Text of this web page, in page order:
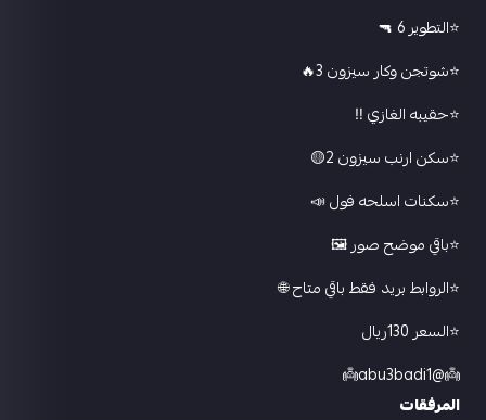
⭐️التطوير 6 🔫
⭐️شوتجن وكار سيزون 3🔥
⭐️حقيبه الغازي ‼
⭐️سكن ارنب سيزون 2🟡
⭐️سكنات اسلحه فول 📣
⭐️باقي موضح صور 🖼️
⭐️الروابط بريد فقط باقي متاح 🌐
⭐️السعر 130ريال
👼@abu3badi1👼
المرفقات